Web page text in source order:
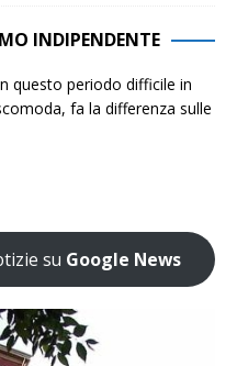
INDIPENDENTE
questo periodo difficile in
fa la differenza sulle
su Google News